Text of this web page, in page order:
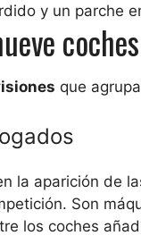
y un parche
que
la aparición de
Son
los coches